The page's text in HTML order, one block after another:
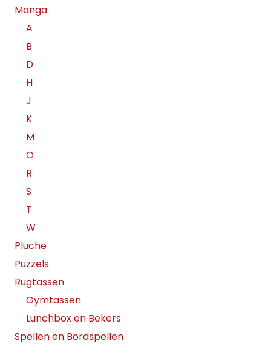
Manga
A
B
D
H
J
K
M
O
R
S
T
W
Pluche
Puzzels
Rugtassen
Gymtassen
Lunchbox en Bekers
Spellen en Bordspellen